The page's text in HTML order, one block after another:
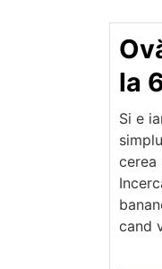
la
Si e
cerea
cand